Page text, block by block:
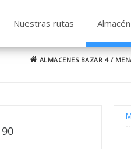
Nuestras rutas
ALMACENES BAZAR 4/